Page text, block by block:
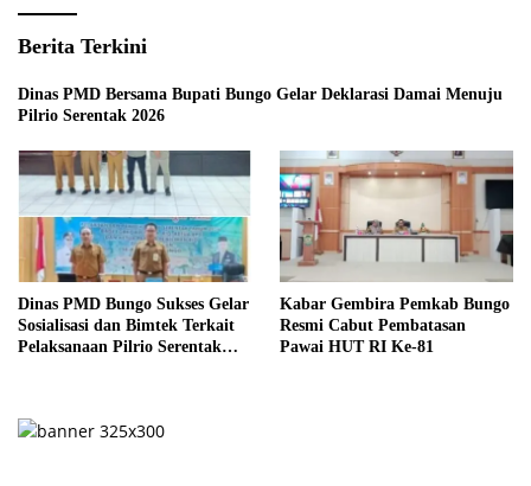
Berita Terkini
Dinas PMD Bersama Bupati Bungo Gelar Deklarasi Damai Menuju
Pilrio Serentak 2026
Dinas PMD Bungo Sukses Gelar
Sosialisasi dan Bimtek Terkait
Pelaksanaan Pilrio Serentak
Kabar Gembira Pemkab Bungo
Resmi Cabut Pembatasan
Pawai HUT RI Ke-81